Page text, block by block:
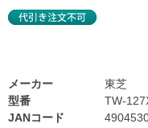
型番
TW-
JANコード
メーカー 東芝